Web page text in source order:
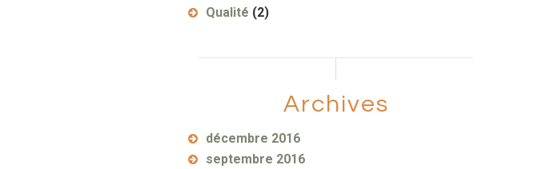
Qualité (2)
Archives
décembre 2016
septembre 2016